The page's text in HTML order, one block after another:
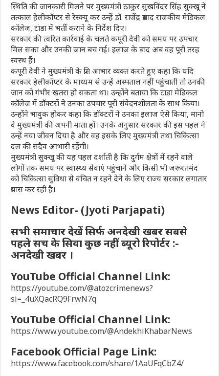
स्थिति की जानकारी मिलने पर मुख्यमंत्री ठाकुर सुखविंदर सिंह सुक्खू ने
तत्काल हेलीकॉप्टर से रेस्क्यू कर उन्हें डॉ. राजेंद्र प्रसाद राजकीय मेडिकल
कॉलेज, टांडा में भर्ती कराने के निर्देश दिए।
सरकार की त्वरित कार्रवाई के चलते कपूरी देवी को समय पर उपचार
मिल सका और उनकी जान बच गई। इलाज के बाद अब वह पूरी तरह
स्वस्थ हैं।
कपूरी देवी ने मुख्यमंत्री के प्रति आभार व्यक्त करते हुए कहा कि यदि
सरकार हेलीकॉप्टर के माध्यम से उन्हें अस्पताल नहीं पहुंचाती तो उनकी
जान को गंभीर खतरा हो सकता था। उन्होंने बताया कि टांडा मेडिकल
कॉलेज में डॉक्टरों ने उनका उपचार पूरी संवेदनशीलता के साथ किया।
उन्होंने भावुक होकर कहा कि डॉक्टरों ने उनका इलाज ऐसे किया, मानो
वे मुख्यमंत्री की अपनी माता हों। उनके अनुसार सरकार की इस पहल ने
उन्हें नया जीवन दिया है और वह इसके लिए मुख्यमंत्री तथा चिकित्सा
दल की सदैव आभारी रहेंगी।
मुख्यमंत्री सुक्खू की यह पहल दर्शाती है कि दुर्गम क्षेत्रों में रहने वाले
लोगों तक समय पर स्वास्थ्य सेवाएं पहुंचाने और किसी भी जरूरतमंद
को चिकित्सा सुविधा से वंचित न रहने देने के लिए राज्य सरकार लगातार
प्रयास कर रही है।
News Editor- (Jyoti Parjapati)
सभी समाचार देखें सिर्फ अनदेखी खबर सबसे
पहले सच के सिवा कुछ नहीं ब्यूरो रिपोर्टर :-
अनदेखी खबर ।
YouTube Official Channel Link:
https://youtube.com/@atozcrimenews?
si=_4uXQacRQ9FrwN7q
YouTube Official Channel Link:
https://www.youtube.com/@AndekhiKhabarNews
Facebook Official Page Link:
https://www.facebook.com/share/1AaUFqCbZ4/